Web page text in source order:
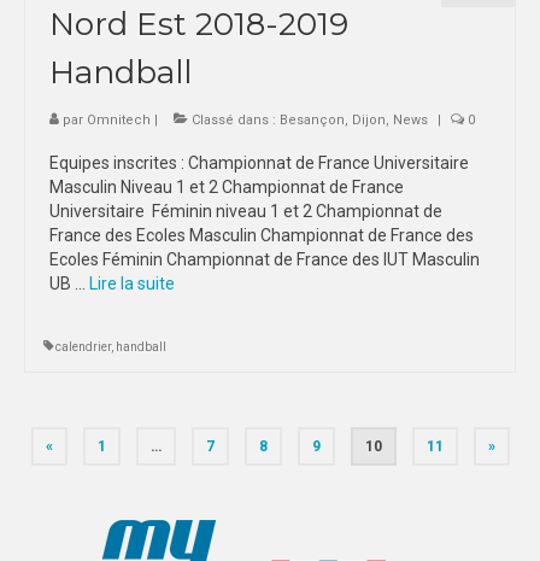
Nord Est 2018-2019
Handball
par Omnitech | Classé dans : Besançon, Dijon, News | 0
Equipes inscrites : Championnat de France Universitaire
Masculin Niveau 1 et 2 Championnat de France
Universitaire Féminin niveau 1 et 2 Championnat de
France des Ecoles Masculin Championnat de France des
Ecoles Féminin Championnat de France des IUT Masculin
UB …
Lire la suite­­
calendrier, handball
Pagination
publications
« 1 … 7 8 9 10 11 »